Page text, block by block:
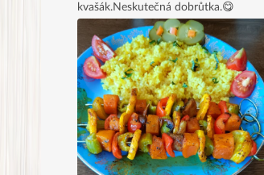
kvašák.Neskutečná dobrůtka.😋